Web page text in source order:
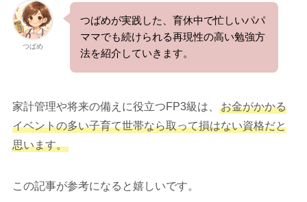
つばめ
つばめが実践した、育休中で忙しいパパ
ママでも続けられる再現性の高い勉強方
法を紹介していきます。
家計管理や将来の備えに役立つFP3級は、
お金がかかる
イベントの多い子育て世帯なら取って損はない資格だと
思います。
この記事が参考になると嬉しいです。